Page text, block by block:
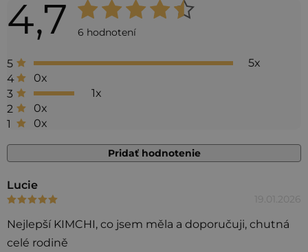
4,7
Priemerné
hodnotenie
je
4,7
6 hodnotení
5
5x
4
0x
3
1x
2
0x
1
0x
Pridať hodnotenie
V
ý
p
i
Lucie
Hodnotenie produktu je 5 z 5 hviezdičiek.
19.01.2026
Nejlepší KIMCHI, co jsem měla a doporučuji, chutná
celé rodině